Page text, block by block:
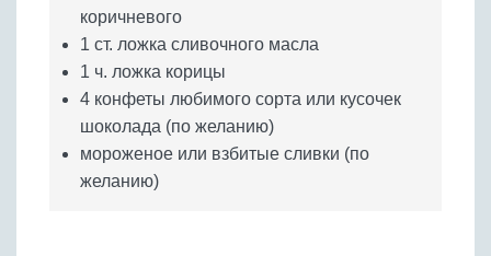
коричневого
1 ст. ложка сливочного масла
1 ч. ложка корицы
4 конфеты любимого сорта или кусочек
шоколада (по желанию)
мороженое или взбитые сливки (по
желанию)